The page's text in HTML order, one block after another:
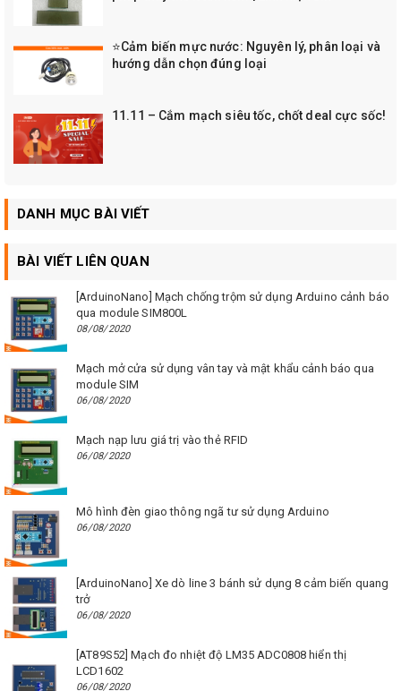
⭐Cảm biến mực nước: Nguyên lý, phân loại và
hướng dẫn chọn đúng loại
11.11 – Cắm mạch siêu tốc, chốt deal cực sốc!
DANH MỤC BÀI VIẾT
BÀI VIẾT LIÊN QUAN
[ArduinoNano] Mạch chống trộm sử dụng Arduino cảnh báo
qua module SIM800L
08/08/2020
Mạch mở cửa sử dụng vân tay và mật khẩu cảnh báo qua
module SIM
06/08/2020
Mạch nạp lưu giá trị vào thẻ RFID
06/08/2020
Mô hình đèn giao thông ngã tư sử dụng Arduino
06/08/2020
[ArduinoNano] Xe dò line 3 bánh sử dụng 8 cảm biến quang
trở
06/08/2020
[AT89S52] Mạch đo nhiệt độ LM35 ADC0808 hiển thị
LCD1602
06/08/2020